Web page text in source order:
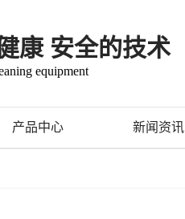
康 安全的技术
equipment
产品中心 新闻资讯